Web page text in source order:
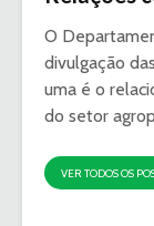
O
divulgação
uma é o
do setor
VER TODOS OS